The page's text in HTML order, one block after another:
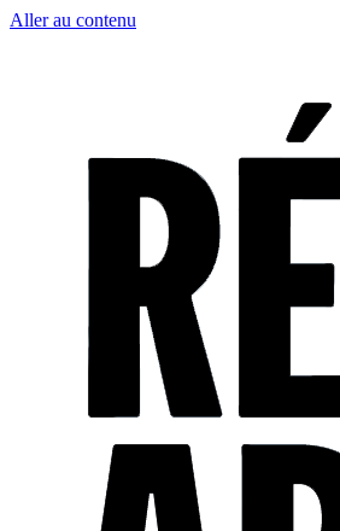
Aller au contenu